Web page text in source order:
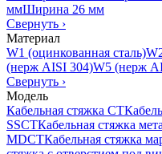
ммШирина 26 мм
Свернуть ›
Материал
W1 (оцинкованная сталь)
(нерж AISI 304)W5 (нерж
Свернуть ›
Модель
Кабельная стяжка CT
SSCTКабельная стяжка
MDCTКабельная стяжка